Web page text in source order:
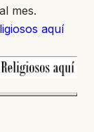
mes.
aquí